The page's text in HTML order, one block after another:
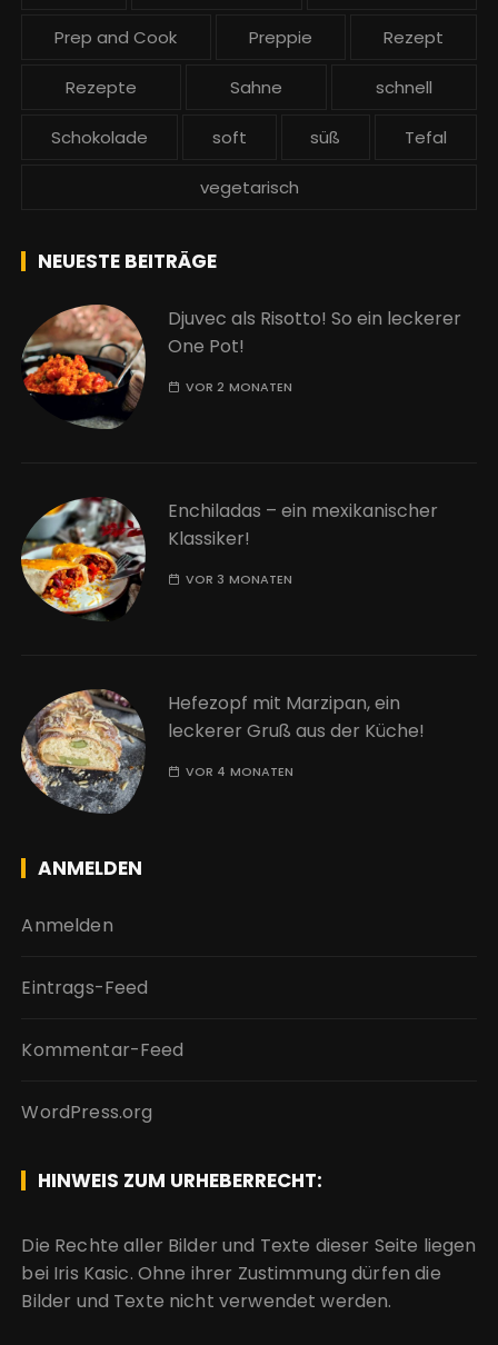
Prep and Cook Preppie Rezept
Rezepte Sahne schnell
Schokolade soft süß Tefal
vegetarisch
NEUESTE BEITRÄGE
Djuvec als Risotto! So ein leckerer
One Pot!
VOR 2 MONATEN
Enchiladas – ein mexikanischer
Klassiker!
VOR 3 MONATEN
Hefezopf mit Marzipan, ein
leckerer Gruß aus der Küche!
VOR 4 MONATEN
ANMELDEN
Anmelden
Eintrags-Feed
Kommentar-Feed
WordPress.org
HINWEIS ZUM URHEBERRECHT:
Die Rechte aller Bilder und Texte dieser Seite liegen
bei Iris Kasic. Ohne ihrer Zustimmung dürfen die
Bilder und Texte nicht verwendet werden.